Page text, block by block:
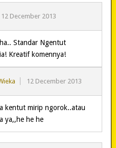
12 December 2013
Standar Ngentut
Kreatif komennya!
12 December 2013
kentut mirip ngorok..atau
ya,,he he he